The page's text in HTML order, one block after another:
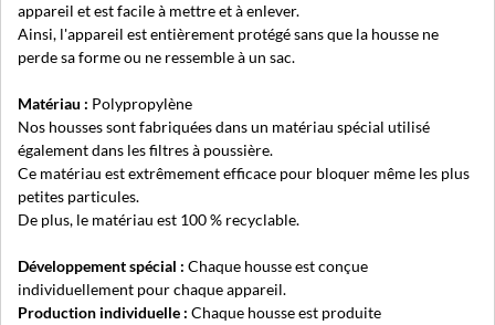
appareil et est facile à mettre et à enlever.
Ainsi, l'appareil est entièrement protégé sans que la housse ne
perde sa forme ou ne ressemble à un sac.
Matériau : Polypropylène
Nos housses sont fabriquées dans un matériau spécial utilisé
également dans les filtres à poussière.
Ce matériau est extrêmement efficace pour bloquer même les plus
petites particules.
De plus, le matériau est 100 % recyclable.
Développement spécial : Chaque housse est conçue
individuellement pour chaque appareil.
Production individuelle : Chaque housse est produite